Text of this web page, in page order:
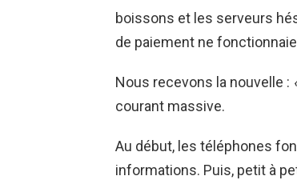
boissons et les serveurs
de paiement ne
Nous recevons la nouvelle :
courant massive.
Au début, les téléphones
informations. Puis, petit à